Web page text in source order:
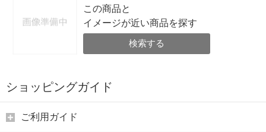
この商品と
イメージが近い商品を探す
検索する
ショッピングガイド
ご利用ガイド